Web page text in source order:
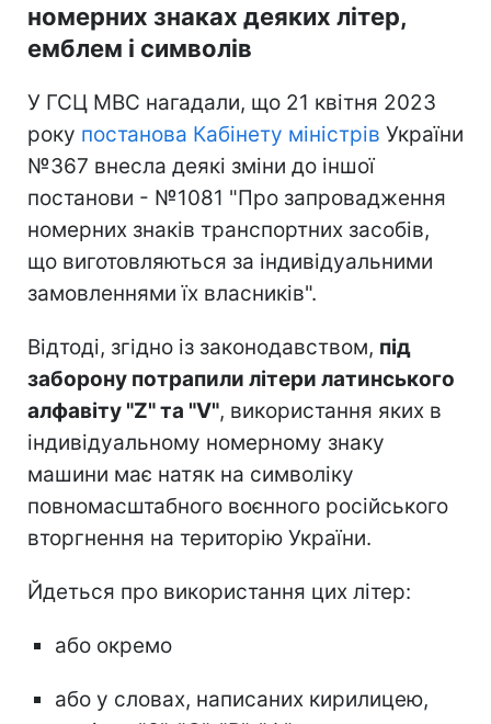
номерних знаках деяких літер,
емблем і символів
У ГСЦ МВС нагадали, що 21 квітня 2023
року постанова Кабінету міністрів України
№367 внесла деякі зміни до іншої
постанови - №1081 "Про запровадження
номерних знаків транспортних засобів,
що виготовляються за індивідуальними
замовленнями їх власників".
Відтоді, згідно із законодавством, під
заборону потрапили літери латинського
алфавіту "Z" та "V", використання яких в
індивідуальному номерному знаку
машини має натяк на символіку
повномасштабного воєнного російського
вторгнення на територію України.
Йдеться про використання цих літер:
або окремо
або у словах, написаних кирилицею,